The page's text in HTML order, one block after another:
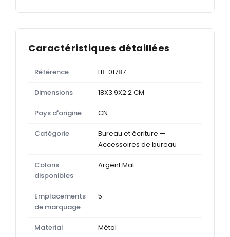
Cuisine
Caractéristiques détaillées
Référence LB-01787
Dimensions 18X3.9X2.2 CM
Pays d'origine CN
Catégorie
Bureau et écriture —
Accessoires de bureau
Coloris
disponibles
Argent Mat
Emplacements
de marquage
5
Material Métal